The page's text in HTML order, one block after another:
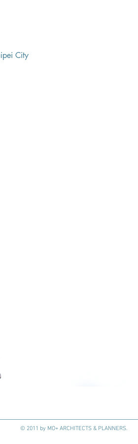
City
© 2011 by MO+ ARCHITECTS & PLANNERS.